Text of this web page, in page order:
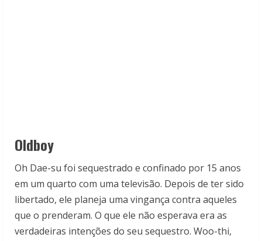
Oldboy
Oh Dae-su foi sequestrado e confinado por 15 anos
em um quarto com uma televisão. Depois de ter sido
libertado, ele planeja uma vingança contra aqueles
que o prenderam. O que ele não esperava era as
verdadeiras intenções do seu sequestro. Woo-thi,